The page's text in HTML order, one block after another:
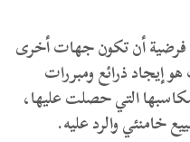
فرضية أن تكون جهات أخرى
إيجاد ذرائع ومبررات
التي حصلت عليها،
خامنئي والرد عليه.